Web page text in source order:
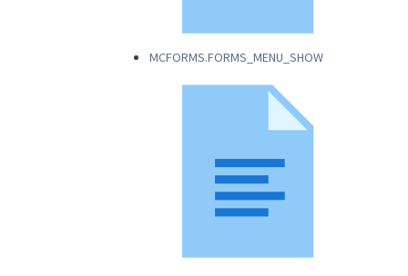
MCFORMS.FORMS_MENU_SHOW